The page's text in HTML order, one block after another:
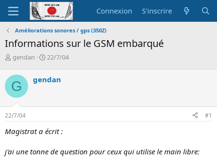
Connexion S'inscrire
Améliorations sonores / gps (350Z)
Informations sur le GSM embarqué
A
t
e
u
r
d
e
a
i
gendan
D
e
d
b
u
22/7/04
G gendan
22/7/04 #1
Magistrat a écrit :
j'ai une tonne de question pour ceux qui utilise le main libre: